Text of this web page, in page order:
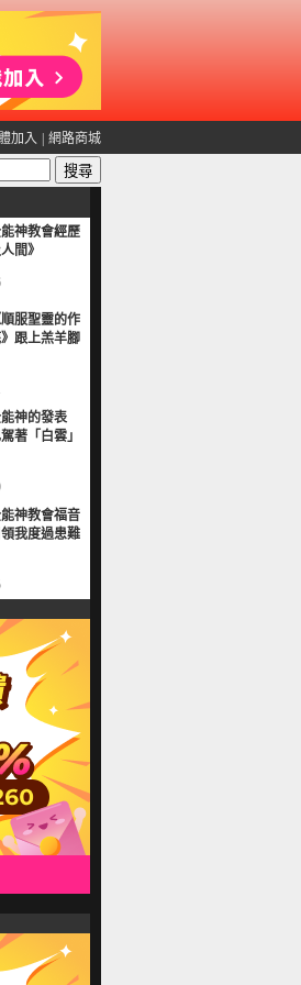
加入 網路商城
能神教會經歷
間》
服聖靈的作
跟上羔羊腳
能神的發表
著「白雲」
能神教會福音
我度過患難